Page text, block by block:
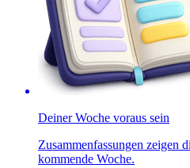
Deiner Woche voraus sein
Zusammenfassungen zeigen
kommende Woche.